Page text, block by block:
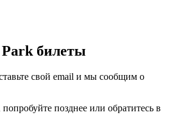
билеты
свой email и мы сообщим о
позднее или обратитесь в